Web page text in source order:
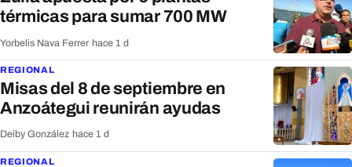
térmicas para sumar 700 MW
Yorbelis Nava Ferrer hace 1 d
REGIONAL
Misas del 8 de septiembre en
Anzoátegui reunirán ayudas
Deiby González hace 1 d
REGIONAL